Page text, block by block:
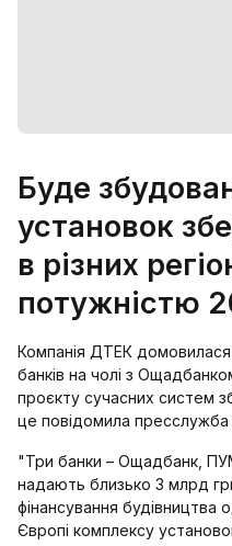
Буде
установок
в різних
потужністю
Компанія ДТЕК домовилася
банків на чолі з
проєкту сучасних систем
це повідомила пресслужба
"Три банки – Ощадбанк,
надають близько 3 млрд
фінансування будівництва
Європі комплексу